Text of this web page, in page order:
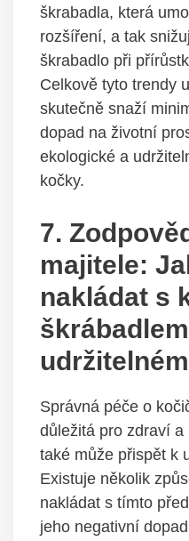
škrabadla, která
rozšíření, a tak
škrabadlo při
Celkově tyto trendy
skutečně snaží
dopad na životní
ekologické a
kočky.
7.
majitele:
nakládat s
Správná péče o
důležitá pro zdraví
také může přispět k
Existuje několik
nakládat s tímto
jeho negativní